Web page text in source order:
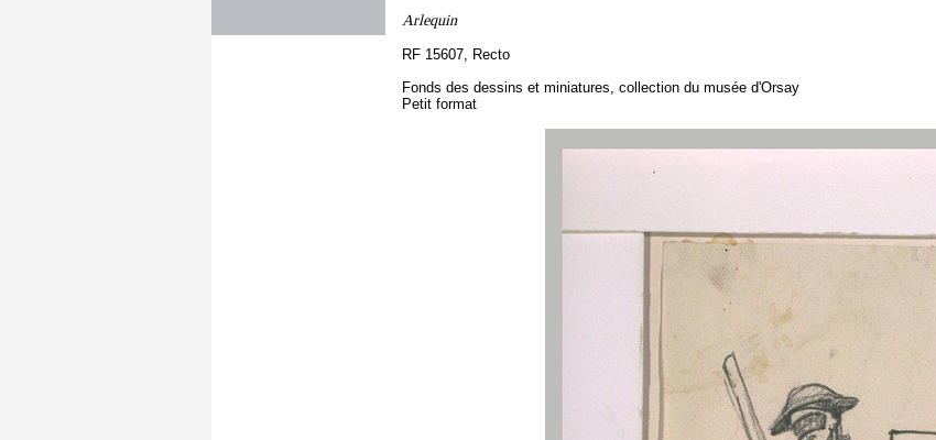
Arlequin
RF 15607, Recto
Fonds des dessins et miniatures, collection du musée d'Orsay
Petit format